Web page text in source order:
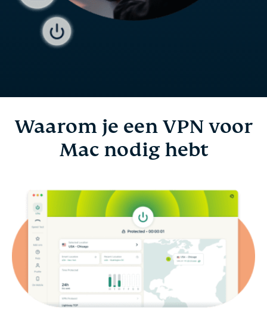
Waarom je een VPN voor
Mac nodig hebt